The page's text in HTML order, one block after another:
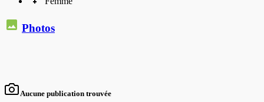
Photos
Aucune publication trouvée